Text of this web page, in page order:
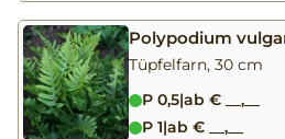
Polypodium
Tüpfelfarn, 30 cm
P 0,5|ab € __,__
P 1|ab € __,__